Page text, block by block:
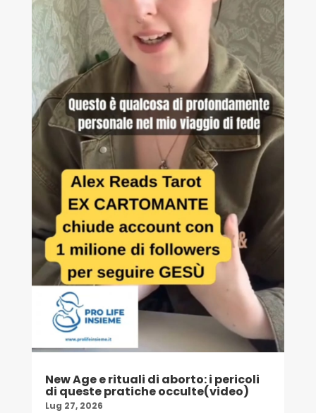
New Age e rituali di aborto: i pericoli
di queste pratiche occulte(video)
Lug 27, 2026